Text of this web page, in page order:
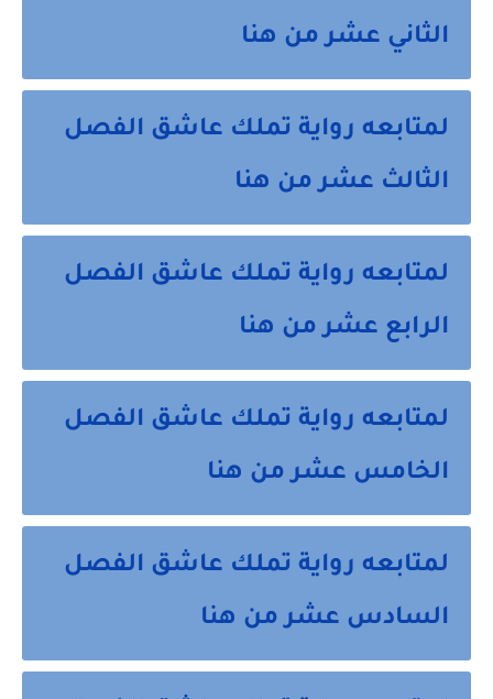
الثاني عشر من هنا
لمتابعه رواية تملك عاشق الفصل
الثالث عشر من هنا
لمتابعه رواية تملك عاشق الفصل
الرابع عشر من هنا
لمتابعه رواية تملك عاشق الفصل
الخامس عشر من هنا
لمتابعه رواية تملك عاشق الفصل
السادس عشر من هنا